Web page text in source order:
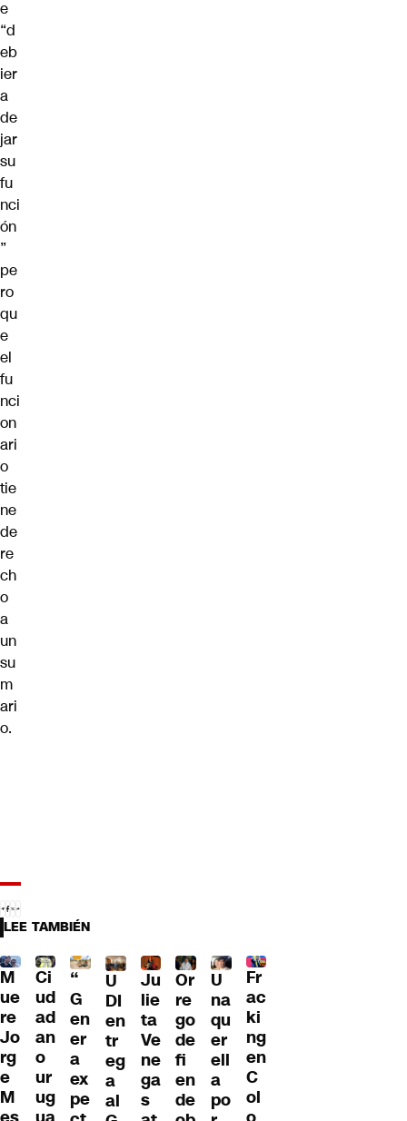
e
“d
eb
ier
a
de
jar
su
fu
nci
ón
”
pe
ro
qu
e
el
fu
nci
on
ari
o
tie
ne
de
re
ch
o
a
un
su
m
ari
o.
LEE TAMBIÉN
M
ue
re
Jo
rg
e
M
Ci
ud
ad
an
o
ur
ug
“
G
en
er
a
ex
pe
U
DI
en
tr
eg
a
al
Ju
lie
ta
Ve
ne
ga
s
Or
re
go
de
fi
en
de
U
na
qu
er
ell
a
po
Fr
ac
ki
ng
en
C
ol